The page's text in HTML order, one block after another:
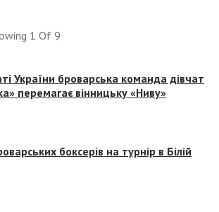
1 Of 9
України броварська команда дівчат
перемагає вінницьку «Ниву»
боксерів на турнір в Білій